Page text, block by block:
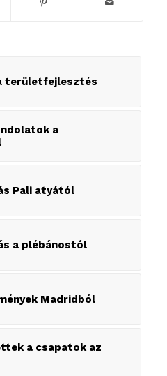
területfejlesztés
a
Pali atyától
a plébánostól
Madridból
a csapatok az